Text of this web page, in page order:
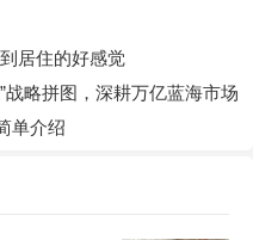
居住的好感觉
战略拼图，深耕万亿蓝海市场
单介绍